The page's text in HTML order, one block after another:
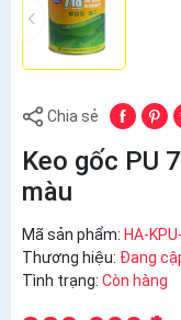
Chia sẻ
Keo gốc PU
màu
Mã sản phẩm: HA-
Thương hiệu: Đang
Tình trạng: Còn hàng